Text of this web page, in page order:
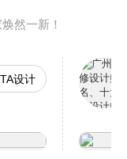
然一新！
设计